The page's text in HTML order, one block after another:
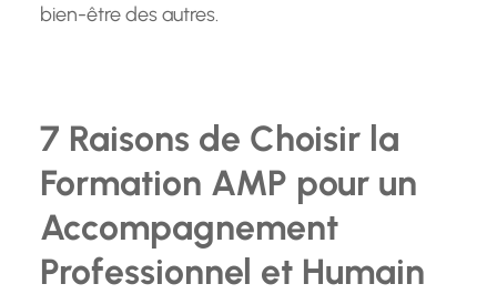
bien-être des autres.
7 Raisons de Choisir la
Formation AMP pour un
Accompagnement
Professionnel et Humain